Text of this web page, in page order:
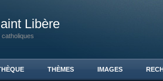
Libère
THÈMES IMAGES